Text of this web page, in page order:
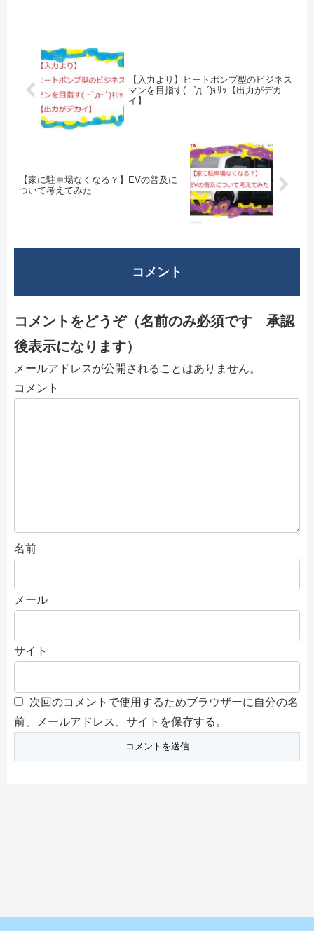
【入力より】ヒートポンプ型のビジネス
マンを目指す( ｰ`дｰ´)ｷﾘｯ【出力がデカ
イ】
【家に駐車場なくなる？】EVの普及に
ついて考えてみた
コメント
コメントをどうぞ（名前のみ必須です 承認
後表示になります）
メールアドレスが公開されることはありません。
コメント
名前
メール
サイト
次回のコメントで使用するためブラウザーに自分の名
前、メールアドレス、サイトを保存する。